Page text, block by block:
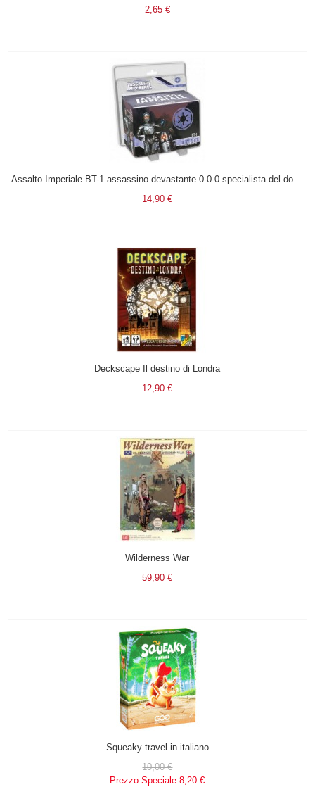
2,65 €
Assalto Imperiale BT-1 assassino devastante 0-0-0 specialista del dolore
14,90 €
Deckscape Il destino di Londra
12,90 €
Wilderness War
59,90 €
Squeaky travel in italiano
10,00 €
Prezzo Speciale 8,20 €